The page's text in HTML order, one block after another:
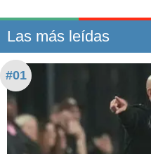
Las más leídas
#01